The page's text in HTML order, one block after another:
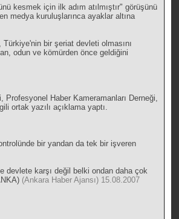
kesmek için ilk adım atılmıştır" görüşünü
medya kuruluşlarınca ayaklar altına
Türkiye'nin bir şeriat devleti olmasını
odun ve kömürden önce geldiğini
Haber Kameramanları Derneği,
ortak yazılı açıklama yaptı.
bir yandan da tek bir işveren
devlete karşı değil belki ondan daha çok
(Ankara Haber Ajansı) 15.08.2007